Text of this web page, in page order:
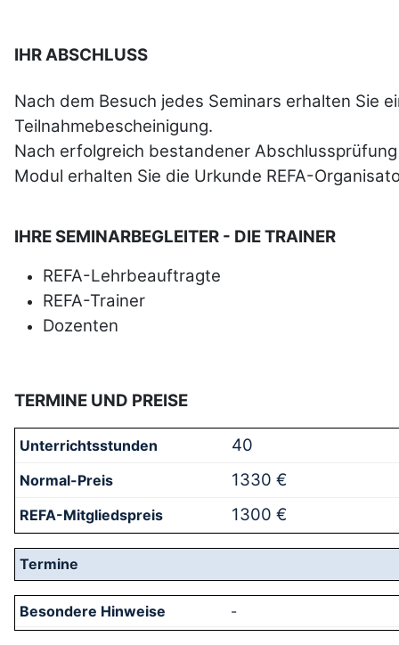
IHR ABSCHLUSS
Nach dem Besuch jedes Seminars erhalten Sie
Teilnahmebescheinigung.
Nach erfolgreich bestandener
Modul erhalten Sie die Urkunde REFA-
IHRE SEMINARBEGLEITER - DIE TRAINER
REFA-Lehrbeauftragte
REFA-Trainer
Dozenten
TERMINE UND PREISE
40
1330 €
1300 €
-